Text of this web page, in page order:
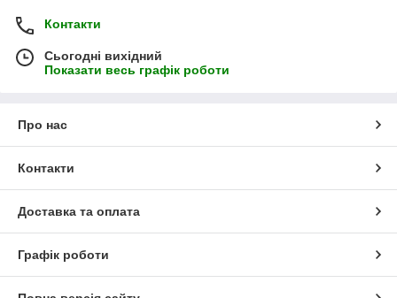
Контакти
Сьогодні вихідний
Показати весь графік роботи
Про нас
Контакти
Доставка та оплата
Графік роботи